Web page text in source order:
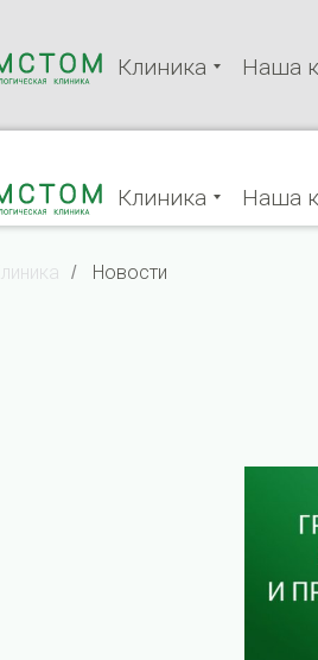
Клиника Наша
Клиника Наша
/ Новости